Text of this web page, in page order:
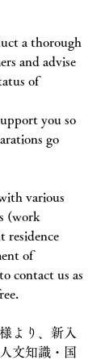
a thorough
and advise
of
you so
go
various
(work
residence
of
contact us as
より、新入
文知識・国